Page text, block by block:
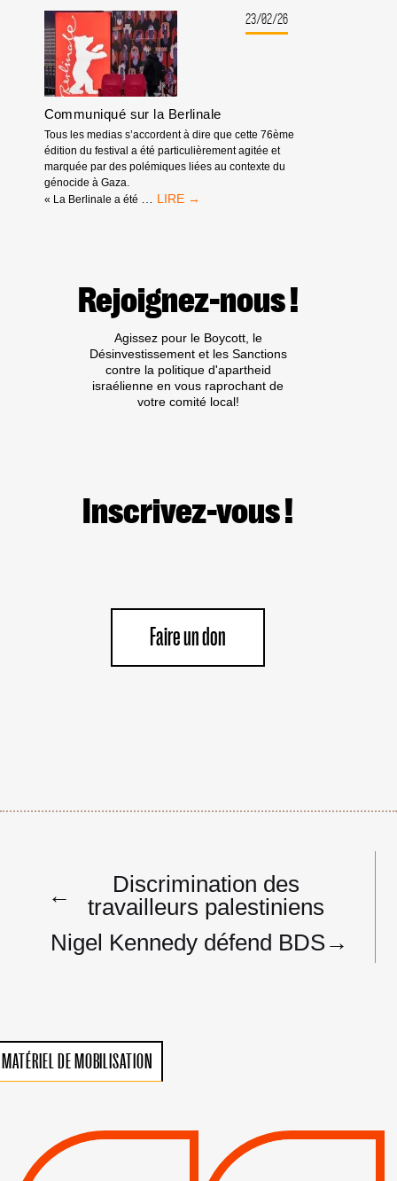
:
IL
TIRE
PROFIT
DE
L’APARTHEID,
DU
GÉNOCIDE
ET
DES
EXPULSIONS
RACISTES
23/02/26
Communiqué sur la Berlinale
Tous les medias s’accordent à dire que cette 76ème
édition du festival a été particulièrement agitée et
marquée par des polémiques liées au contexte du
génocide à Gaza.
« La Berlinale a été … COMMUNIQUÉ
Rejoignez-nous !
Agissez pour le Boycott, le
Désinvestissement et les Sanctions
contre la politique d'apartheid
israélienne en vous raprochant de
votre comité local!
Inscrivez-vous !
Faire un don
Navigation
de
l’article
←
Discrimination des
travailleurs palestiniens
Nigel Kennedy défend BDS→
MATÉRIEL DE MOBILISATION
VIOLATIONS DES